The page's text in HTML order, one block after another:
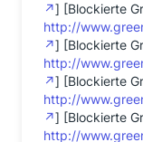
] [Blockierte
http://
] [Blockierte
http://
] [Blockierte
http://
] [Blockierte
http://